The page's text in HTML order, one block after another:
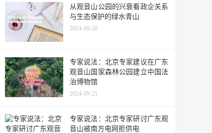
从观音山公园的兴衰看政企关系
与生态保护的绿水青山
2024-09-20
专家说法：北京专家建议在广东
观音山国家森林公园建立中国法
治博物馆
2024-09-21
专家说法：北京专家研讨广东观
音山被南方电网拒供电